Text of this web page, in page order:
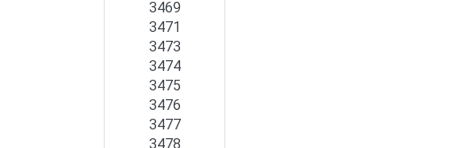
3469
3471
3473
3474
3475
3476
3477